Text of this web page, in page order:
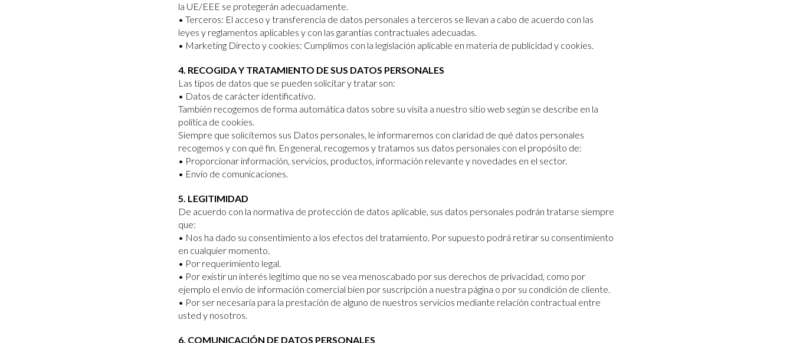
la UE/EEE se protegerán adecuadamente.
• Terceros: El acceso y transferencia de datos personales a terceros se llevan a cabo de acuerdo con las
leyes y reglamentos aplicables y con las garantías contractuales adecuadas.
• Marketing Directo y cookies: Cumplimos con la legislación aplicable en materia de publicidad y cookies.
4. RECOGIDA Y TRATAMIENTO DE SUS DATOS PERSONALES
Las tipos de datos que se pueden solicitar y tratar son:
• Datos de carácter identificativo.
También recogemos de forma automática datos sobre su visita a nuestro sitio web según se describe en la
política de cookies.
Siempre que solicitemos sus Datos personales, le informaremos con claridad de qué datos personales
recogemos y con qué fin. En general, recogemos y tratamos sus datos personales con el propósito de:
• Proporcionar información, servicios, productos, información relevante y novedades en el sector.
• Envío de comunicaciones.
5. LEGITIMIDAD
De acuerdo con la normativa de protección de datos aplicable, sus datos personales podrán tratarse siempre
que:
• Nos ha dado su consentimiento a los efectos del tratamiento. Por supuesto podrá retirar su consentimiento
en cualquier momento.
• Por requerimiento legal.
• Por existir un interés legítimo que no se vea menoscabado por sus derechos de privacidad, como por
ejemplo el envío de información comercial bien por suscripción a nuestra página o por su condición de cliente.
• Por ser necesaria para la prestación de alguno de nuestros servicios mediante relación contractual entre
usted y nosotros.
6. COMUNICACIÓN DE DATOS PERSONALES